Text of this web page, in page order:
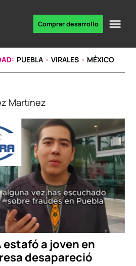
Comprar desarrollo
PUEBLA VIRALES MÉXICO
Martínez
estafó a joven en
desapareció